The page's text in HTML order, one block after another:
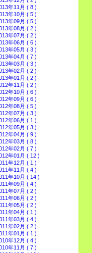
年11月 ( 8 )
年10月 ( 5 )
年09月 ( 5 )
年08月 ( 2 )
年07月 ( 2 )
年06月 ( 6 )
年05月 ( 3 )
年04月 ( 7 )
年03月 ( 3 )
年02月 ( 2 )
年01月 ( 2 )
年11月 ( 2 )
年10月 ( 6 )
年09月 ( 6 )
年08月 ( 5 )
年07月 ( 3 )
年06月 ( 1 )
年05月 ( 3 )
年04月 ( 9 )
年03月 ( 8 )
年02月 ( 7 )
年01月 ( 12 )
年12月 ( 1 )
年11月 ( 4 )
年10月 ( 14 )
年09月 ( 4 )
年07月 ( 2 )
年06月 ( 2 )
年05月 ( 2 )
年04月 ( 1 )
年03月 ( 4 )
年02月 ( 2 )
年01月 ( 1 )
年12月 ( 4 )
年11月 ( 7 )